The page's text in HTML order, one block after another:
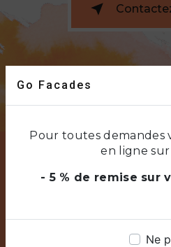
Go Facades
Pour toutes demandes
en ligne sur
- 5 % de remise sur
Ne